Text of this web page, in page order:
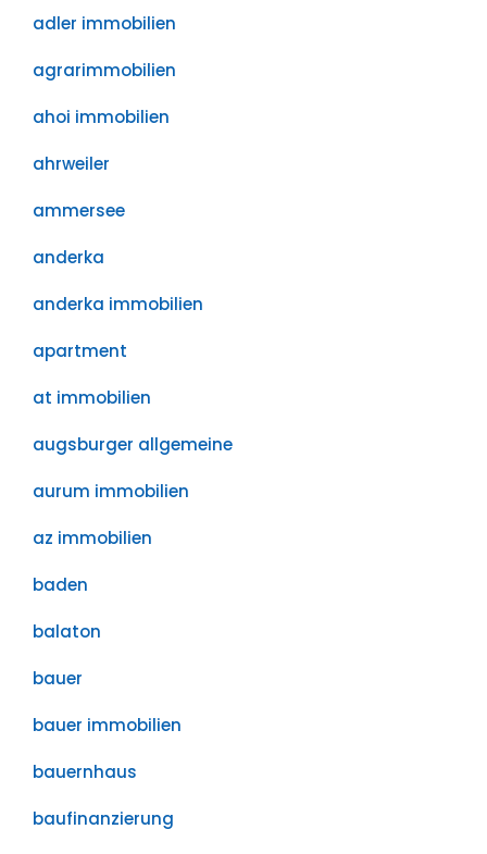
adler immobilien
agrarimmobilien
ahoi immobilien
ahrweiler
ammersee
anderka
anderka immobilien
apartment
at immobilien
augsburger allgemeine
aurum immobilien
az immobilien
baden
balaton
bauer
bauer immobilien
bauernhaus
baufinanzierung